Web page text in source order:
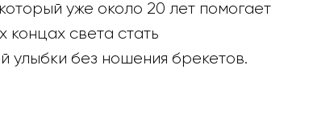
уже около 20 лет помогает
концах света стать
улыбки без ношения брекетов.